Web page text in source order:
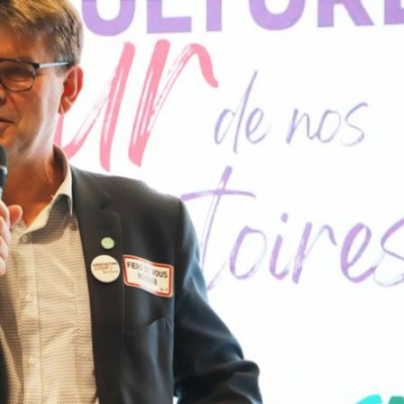
Pommes/poires : la récolte de
pommes attendue en forte
baisse, celle de poires en
hausse
La récolte de pommes des principaux
pays producteurs de l’Union
européenne (UE) devrait atteindre 9,5
millions de tonne (Mt), soit une baisse
de 15,6 % par rapport à l’an dernier et
de 14,3 % par rapport à la moyenne
des trois dernières campagnes, selon
les premières prévisions dévoilées par
la World Apple and Pear Association
(Wapa) lors du congrès international
Maïs : le ministère
1980 »
Dans une note d’Agreste
août, le ministère de
projette la production
maïs grain cette année à
confirmait, il s’agirait
annuelle de la production